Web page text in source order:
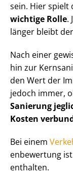
sein. Hier spielt
wichtige Rolle.
länger bleibt
Nach einer
hin zur
den Wert der
jedoch immer,
Sanierung
Kosten
Bei einem
en­be­wer­tung
enthalten.